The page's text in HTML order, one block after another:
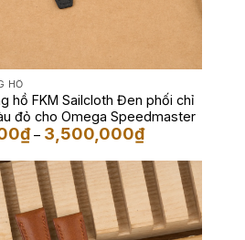
HỒ
hồ FKM Sailcloth Đen phối chỉ
đỏ cho Omega Speedmaster
₫ – 3,500,000₫Khoảng
giá:
2,500,000₫
đến
3,500,000₫